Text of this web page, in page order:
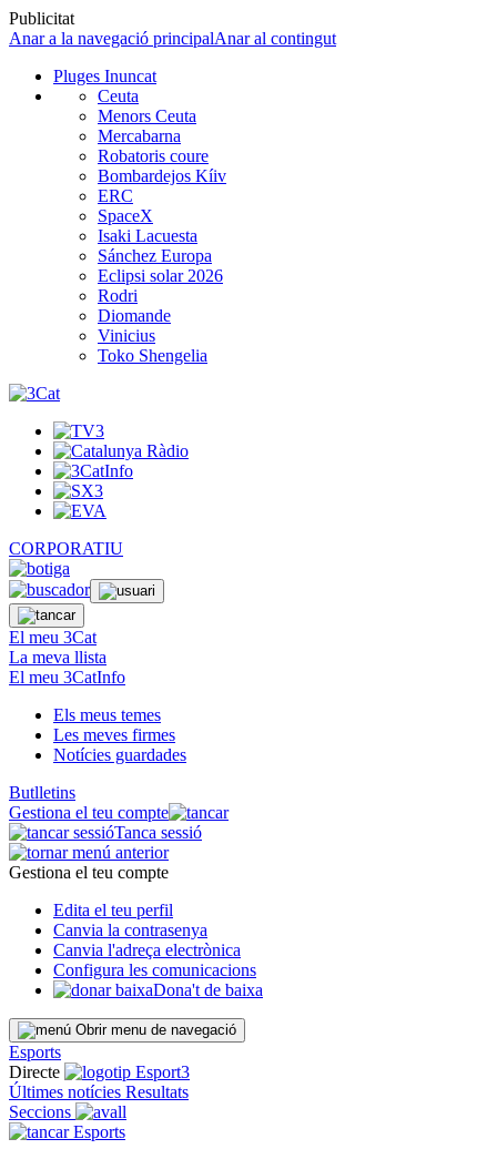
Publicitat
Anar a la navegació principalAnar al contingut
Pluges Inuncat
Ceuta
Menors Ceuta
Mercabarna
Robatoris coure
Bombardejos Kíiv
ERC
SpaceX
Isaki Lacuesta
Sánchez Europa
Eclipsi solar 2026
Rodri
Diomande
Vinicius
Toko Shengelia
CORPORATIU
El meu 3Cat
La meva llista
El meu 3CatInfo
Els meus temes
Les meves firmes
Notícies guardades
Butlletins
Gestiona el teu compte
Tanca sessió
Gestiona el teu compte
Edita el teu perfil
Canvia la contrasenya
Canvia l'adreça electrònica
Configura les comunicacions
Dona't de baixa
Obrir menu de navegació
Esports
Directe
Últimes notícies Resultats
Seccions
Esports